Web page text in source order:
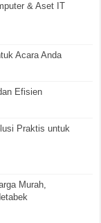
& Aset IT
Acara Anda
Efisien
Praktis untuk
Murah,